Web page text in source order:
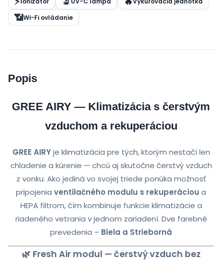
📶Wi-Fi ovládanie
Popis
GREE AIRY — Klimatizácia s čerstvým
vzduchom a rekuperáciou
GREE AIRYje klimatizácia pre tých, ktorým nestačí len
chladenie a kúrenie — chcú aj skutočne čerstvý vzduch
z vonku. Ako jediná vo svojej triede ponúka možnosť
pripojenia ventilačného modulu s rekuperáciou a
HEPA filtrom, čím kombinuje funkcie klimatizácie a
riadeného vetrania v jednom zariadení. Dve farebné
prevedenia – Biela a Strieborná
🌿 Fresh Air modul — čerstvý vzduch bez